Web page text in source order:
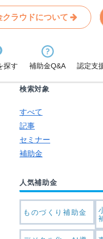
クラウドについて
探す 補助金Q&A 認定支
Search
条件から記事を探す
検索対象
すべて
記事
セミナー
補助金
人気補助金
ものづくり補助金